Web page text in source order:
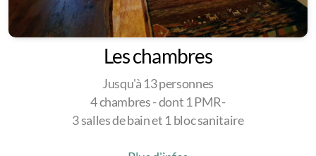
Les chambres
Jusqu'à 13 personnes
4 chambres - dont 1 PMR-
3 salles de bain et 1 bloc sanitaire